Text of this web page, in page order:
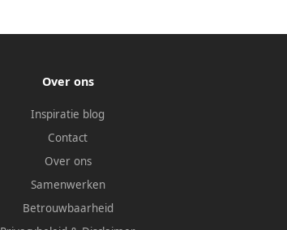
Over ons
Inspiratie blog
Contact
Over ons
Samenwerken
Betrouwbaarheid